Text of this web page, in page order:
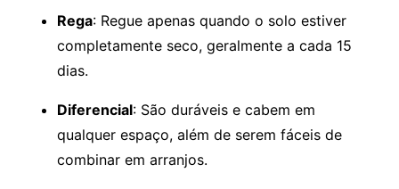
Rega: Regue apenas quando o solo estiver
completamente seco, geralmente a cada 15
dias.
Diferencial: São duráveis e cabem em
qualquer espaço, além de serem fáceis de
combinar em arranjos.